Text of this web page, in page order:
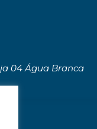
04 Água Branca